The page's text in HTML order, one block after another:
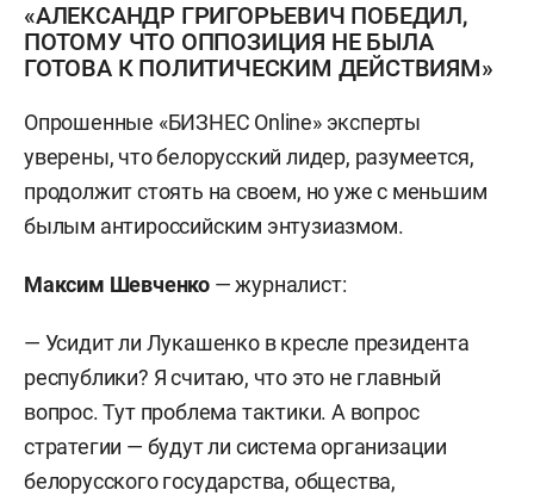
«АЛЕКСАНДР ГРИГОРЬЕВИЧ ПОБЕДИЛ,
ПОТОМУ ЧТО ОППОЗИЦИЯ НЕ БЫЛА
ГОТОВА К ПОЛИТИЧЕСКИМ ДЕЙСТВИЯМ»
Опрошенные «БИЗНЕС Online» эксперты
уверены, что белорусский лидер, разумеется,
продолжит стоять на своем, но уже с меньшим
былым антироссийским энтузиазмом.
Максим Шевченко — журналист:
— Усидит ли Лукашенко в кресле президента
республики? Я считаю, что это не главный
вопрос. Тут проблема тактики. А вопрос
стратегии — будут ли система организации
белорусского государства, общества,